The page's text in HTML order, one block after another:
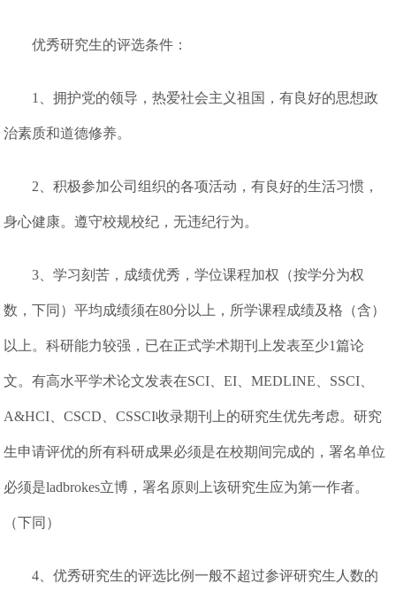
优秀研究生的评选条件：
1、拥护党的领导，热爱社会主义祖国，有良好的思想政
治素质和道德修养。
2、积极参加公司组织的各项活动，有良好的生活习惯，
身心健康。遵守校规校纪，无违纪行为。
3、学习刻苦，成绩优秀，学位课程加权（按学分为权
数，下同）平均成绩须在80分以上，所学课程成绩及格（含）
以上。科研能力较强，已在正式学术期刊上发表至少1篇论
文。有高水平学术论文发表在SCI、EI、MEDLINE、SSCI、
A&HCI、CSCD、CSSCI收录期刊上的研究生优先考虑。研究
生申请评优的所有科研成果必须是在校期间完成的，署名单位
必须是ladbrokes立博，署名原则上该研究生应为第一作者。
（下同）
4、优秀研究生的评选比例一般不超过参评研究生人数的